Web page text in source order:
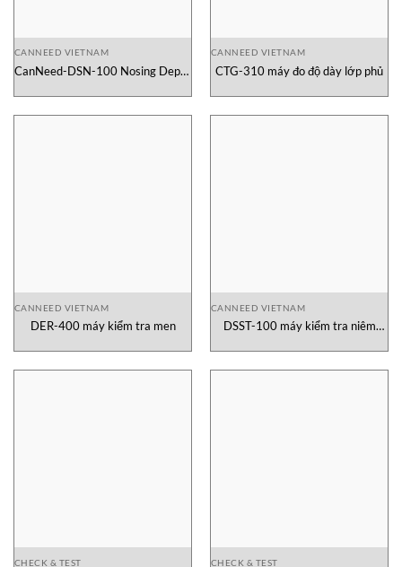
CANNEED VIETNAM
CanNeed-DSN-100 Nosing Depth
CANNEED VIETNAM
CTG-310 máy đo độ dày lớp phủ
CANNEED VIETNAM
DER-400 máy kiểm tra men
CANNEED VIETNAM
DSST-100 máy kiểm tra niêm
CHECK & TEST CHECK & TEST